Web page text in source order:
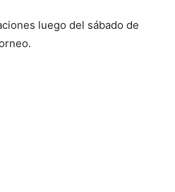
luego del sábado de